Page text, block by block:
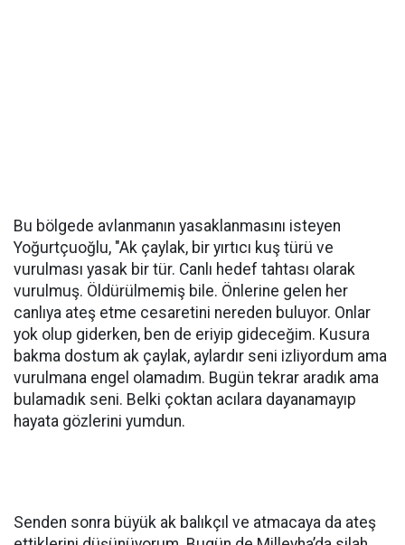
Bu bölgede avlanmanın yasaklanmasını isteyen
Yoğurtçuoğlu, "Ak çaylak, bir yırtıcı kuş türü ve
vurulması yasak bir tür. Canlı hedef tahtası olarak
vurulmuş. Öldürülmemiş bile. Önlerine gelen her
canlıya ateş etme cesaretini nereden buluyor. Onlar
yok olup giderken, ben de eriyip gideceğim. Kusura
bakma dostum ak çaylak, aylardır seni izliyordum ama
vurulmana engel olamadım. Bugün tekrar aradık ama
bulamadık seni. Belki çoktan acılara dayanamayıp
hayata gözlerini yumdun.
Senden sonra büyük ak balıkçıl ve atmacaya da ateş